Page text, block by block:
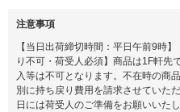
注意事項
【当日出荷締切時間：平日午前9時
り不可・荷受人必須】商品は1F軒先
入等は不可となります。不在時の商
別に持ち戻り費用を請求させていた
日には荷受人のご準備をお願いいたし